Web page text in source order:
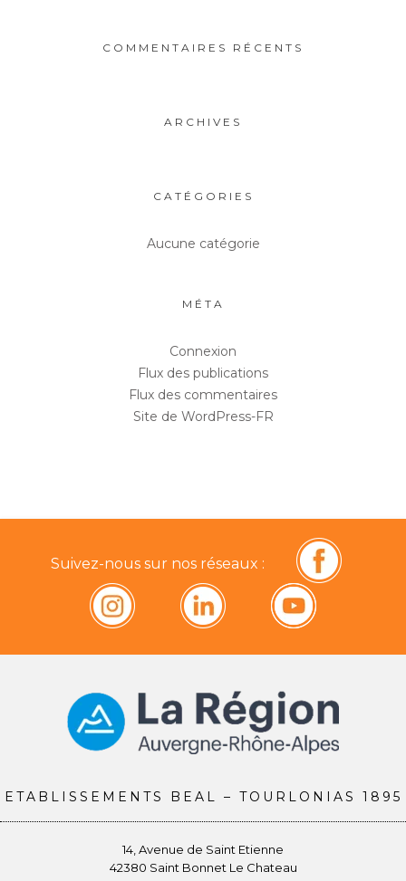
COMMENTAIRES RÉCENTS
ARCHIVES
CATÉGORIES
Aucune catégorie
MÉTA
Connexion
Flux des publications
Flux des commentaires
Site de WordPress-FR
Suivez-nous sur nos réseaux :
ETABLISSEMENTS BEAL – TOURLONIAS 1895
14, Avenue de Saint Etienne
42380 Saint Bonnet Le Chateau